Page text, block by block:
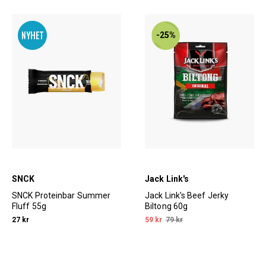
SNCK
SNCK Proteinbar Summer
Fluff 55g
27 kr
-25%
Jack Link's
Jack Link's Beef Jerky
Biltong 60g
59 kr 79 kr